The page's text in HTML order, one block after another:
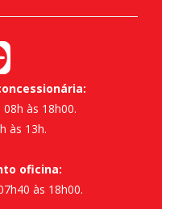
às 18h00.
às 13h.
oficina:
às 18h00.